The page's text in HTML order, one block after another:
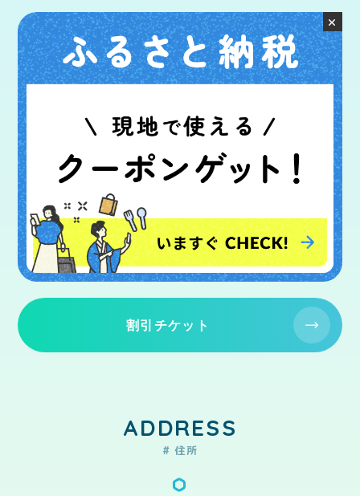
×
割引チケット
ADDRESS
# 住所